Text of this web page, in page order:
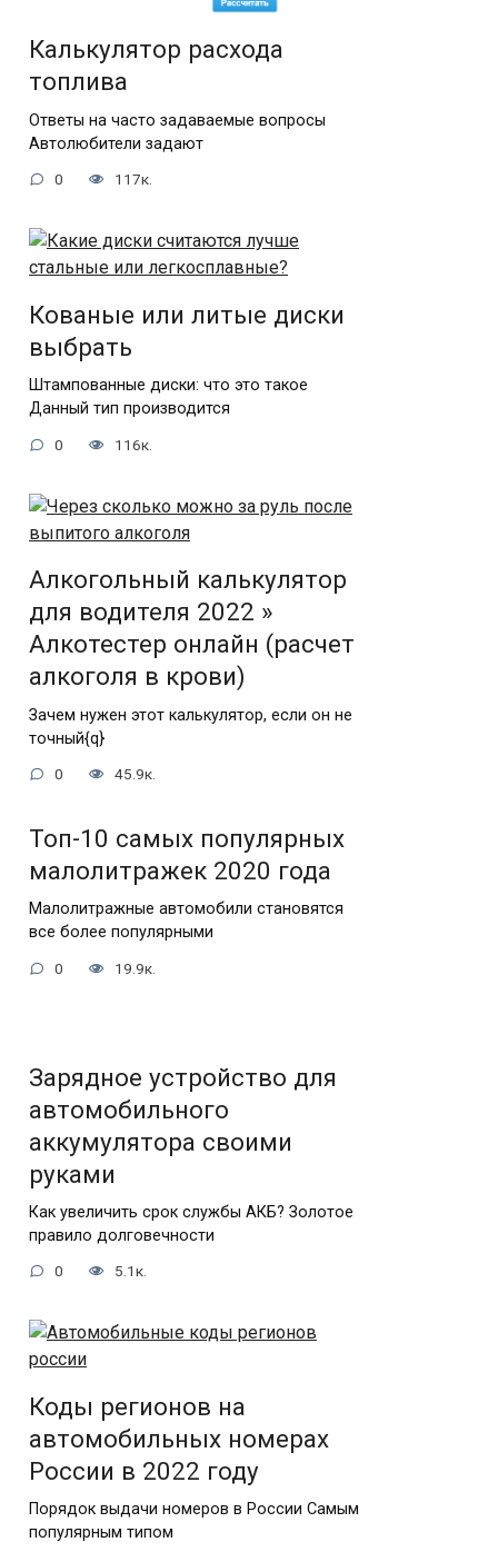
Калькулятор расхода
топлива
Ответы на часто задаваемые вопросы
Автолюбители задают
0 117к.
Кованые или литые диски
выбрать
Штампованные диски: что это такое
Данный тип производится
0 116к.
Алкогольный калькулятор
для водителя 2022 »
Алкотестер онлайн (расчет
алкоголя в крови)
Зачем нужен этот калькулятор, если он не
точный{q}
0 45.9к.
Топ-10 самых популярных
малолитражек 2020 года
Малолитражные автомобили становятся
все более популярными
0 19.9к.
Зарядное устройство для
автомобильного
аккумулятора своими
руками
Как увеличить срок службы АКБ? Золотое
правило долговечности
0 5.1к.
Коды регионов на
автомобильных номерах
России в 2022 году
Порядок выдачи номеров в России Самым
популярным типом